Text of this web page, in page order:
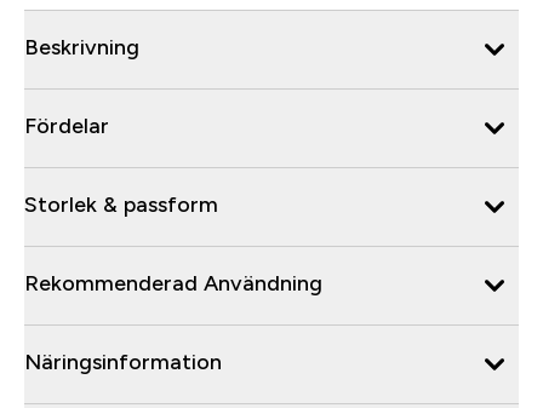
Beskrivning
Fördelar
Storlek & passform
Rekommenderad Användning
Näringsinformation